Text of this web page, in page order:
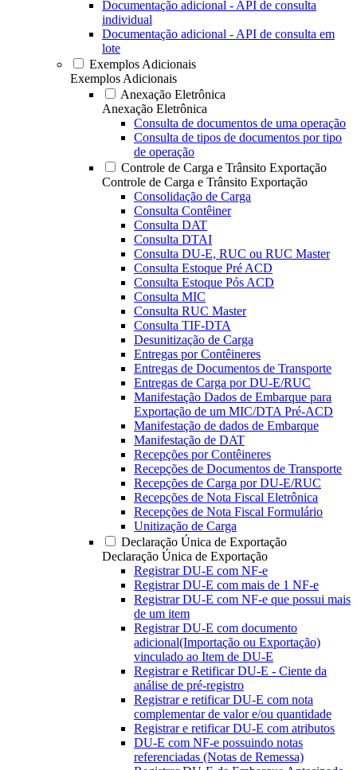
Documentação adicional - API de consulta
individual
Documentação adicional - API de consulta em
lote
Exemplos Adicionais
Exemplos Adicionais
Anexação Eletrônica
Anexação Eletrônica
Consulta de documentos de uma operação
Consulta de tipos de documentos por tipo
de operação
Controle de Carga e Trânsito Exportação
Controle de Carga e Trânsito Exportação
Consolidação de Carga
Consulta Contêiner
Consulta DAT
Consulta DTAI
Consulta DU-E, RUC ou RUC Master
Consulta Estoque Pré ACD
Consulta Estoque Pós ACD
Consulta MIC
Consulta RUC Master
Consulta TIF-DTA
Desunitização de Carga
Entregas por Contêineres
Entregas de Documentos de Transporte
Entregas de Carga por DU-E/RUC
Manifestação Dados de Embarque para
Exportação de um MIC/DTA Pré-ACD
Manifestação de dados de Embarque
Manifestação de DAT
Recepções por Contêineres
Recepções de Documentos de Transporte
Recepções de Carga por DU-E/RUC
Recepções de Nota Fiscal Eletrônica
Recepções de Nota Fiscal Formulário
Unitização de Carga
Declaração Única de Exportação
Declaração Única de Exportação
Registrar DU-E com NF-e
Registrar DU-E com mais de 1 NF-e
Registrar DU-E com NF-e que possui mais
de um item
Registrar DU-E com documento
adicional(Importação ou Exportação)
vinculado ao Item de DU-E
Registrar e Retificar DU-E - Ciente da
análise de pré-registro
Registrar e retificar DU-E com nota
complementar de valor e/ou quantidade
Registrar e retificar DU-E com atributos
DU-E com NF-e possuindo notas
referenciadas (Notas de Remessa)